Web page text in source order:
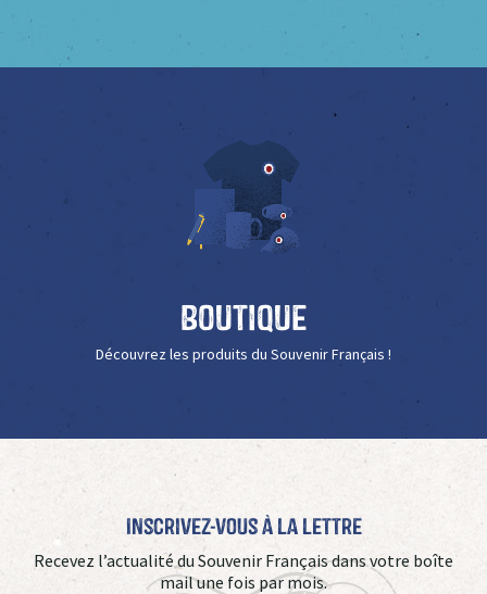
Boutique
Découvrez les produits du Souvenir Français !
Inscrivez-vous à La Lettre
Recevez l’actualité du Souvenir Français dans votre boîte
mail une fois par mois.